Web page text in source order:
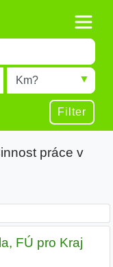
Radius
Filter
práce v
FÚ pro Kraj